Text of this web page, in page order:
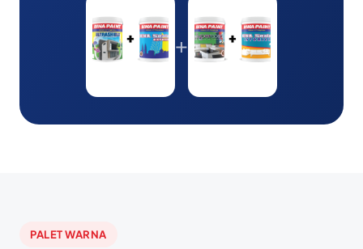
+
PALET WARNA